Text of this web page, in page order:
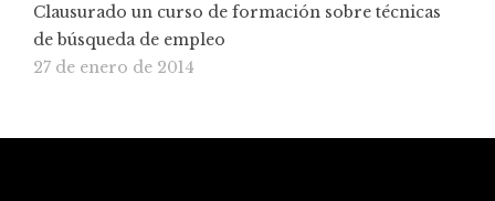
Clausurado un curso de formación sobre técnicas
de búsqueda de empleo
27 de enero de 2014